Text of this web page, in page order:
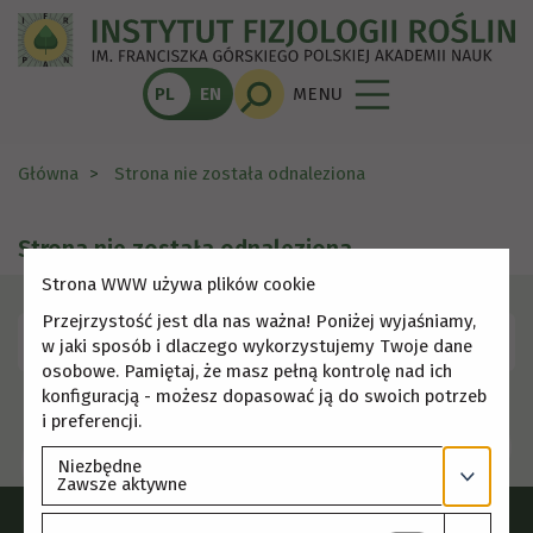
PL EN MENU
Główna Strona nie została odnaleziona
Strona nie została odnaleziona
Skorzystaj z menu, aby wybrać inną stronę.
Strona WWW używa plików cookie
Przejrzystość jest dla nas ważna! Poniżej wyjaśniamy,
w jaki sposób i dlaczego wykorzystujemy Twoje dane
osobowe. Pamiętaj, że masz pełną kontrolę nad ich
konfiguracją - możesz dopasować ją do swoich potrzeb
i preferencji.
Niezbędne
Zawsze aktywne